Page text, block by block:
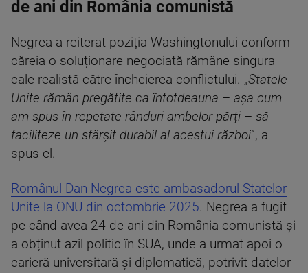
de ani din România comunistă
Negrea a reiterat poziția Washingtonului conform
căreia o soluționare negociată rămâne singura
cale realistă către încheierea conflictului. „Statele
Unite rămân pregătite ca întotdeauna – așa cum
am spus în repetate rânduri ambelor părți – să
faciliteze un sfârșit durabil al acestui război”, a
spus el.
Românul Dan Negrea este ambasadorul Statelor
Unite la ONU din octombrie 2025. Negrea a fugit
pe când avea 24 de ani din România comunistă și
a obținut azil politic în SUA, unde a urmat apoi o
carieră universitară și diplomatică, potrivit datelor